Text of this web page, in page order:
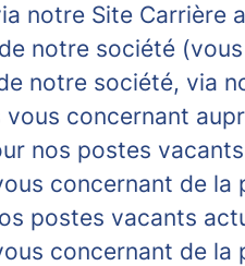
notre Site
notre société
notre société, via
concernant
nos postes
concernant de
postes vacants
concernant de